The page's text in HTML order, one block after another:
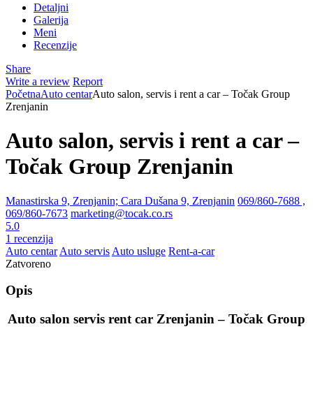
Detaljni
Galerija
Meni
Recenzije
Share
Write a review Report
PočetnaAuto centarAuto salon, servis i rent a car – Točak Group
Zrenjanin
Auto salon, servis i rent a car –
Točak Group Zrenjanin
Manastirska 9, Zrenjanin; Cara Dušana 9, Zrenjanin 069/860-7688 ,
069/860-7673 marketing@tocak.co.rs
5.0
1 recenzija
Auto centar Auto servis Auto usluge Rent-a-car
Zatvoreno
Opis
Auto salon servis rent car Zrenjanin – Točak Group